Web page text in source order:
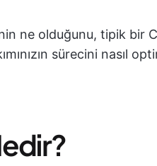
ne olduğunu, tipik bir
sürecini nasıl